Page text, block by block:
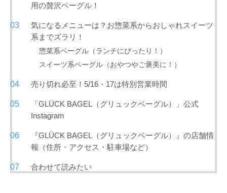
用の贅沢ベーグル！
気になるメニューは？お惣菜系からおしゃれスイーツ
系までズラリ！
惣菜系ベーグル（ランチにぴったり！）
スイーツ系ベーグル（おやつやご褒美に！）
売り切れ必至！5/16・17は特別営業時間
「GLÜCK BAGEL（グリュックベーグル）」公式
Instagram
『GLÜCK BAGEL（グリュックベーグル）』の店舗情
報（住所・アクセス・駐車場など）
合わせて読みたい